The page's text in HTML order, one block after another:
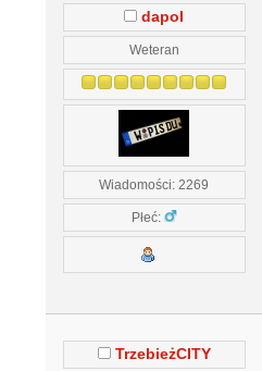
dapol
Weteran
Wiadomości: 2269
Płeć:
TrzebieżCITY